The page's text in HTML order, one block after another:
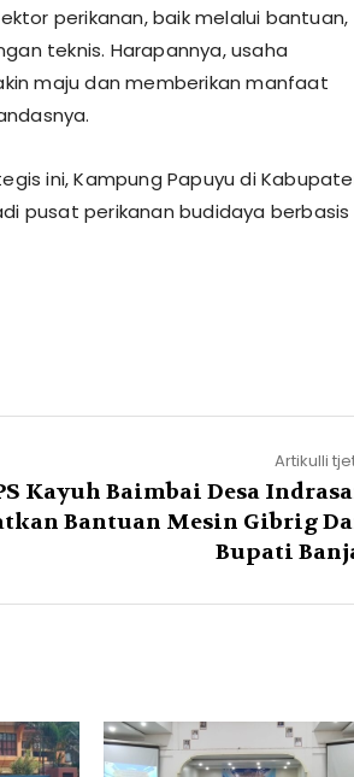
perikanan, baik melalui bantuan,
teknis. Harapannya, usaha
maju dan memberikan manfaat
ini, Kampung Papuyu di
pusat perikanan budidaya berbasis
Artikulli
Kayuh Baimbai Desa
Bantuan Mesin Gibrig
Bupati